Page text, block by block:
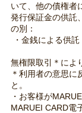
いて、他の債権者
発行保証金の供託
の別：
・金銭による供託
無権限取引＊によ
＊利用者の意思に
と。
・お客様が
MARUEI CARD電